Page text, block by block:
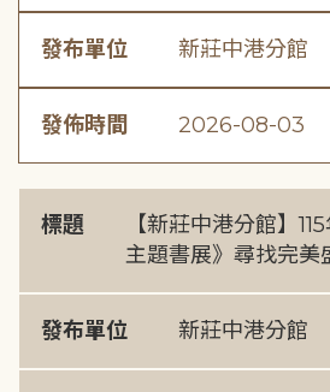
發布單位 新莊中港分館
發佈時間 2026-08-03
標題
【新莊中港分館】
主題書展》尋找完美
發布單位 新莊中港分館